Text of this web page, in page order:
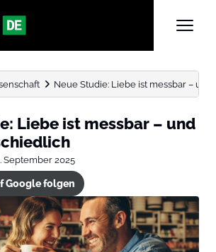
Neue Studie: Liebe ist messbar –
Liebe ist messbar – und
September 2025
Google folgen